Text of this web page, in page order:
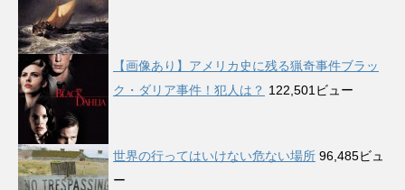
【画像あり】アメリカ史に残る猟奇事件ブラッ
ク・ダリア事件！犯人は？ 122,501ビュー
世界の行ってはいけない危ない場所 96,485ビュ
ー